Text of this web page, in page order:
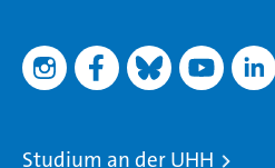
Studium an der UHH